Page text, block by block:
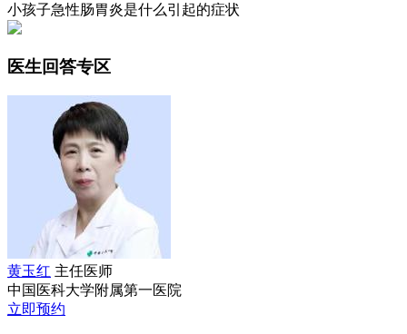
小孩子急性肠胃炎是什么引起的症状
医生回答专区
黄玉红 主任医师
中国医科大学附属第一医院
立即预约